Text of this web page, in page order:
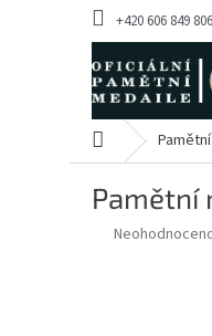
+420 606 849 806
Domů
Pamětní
Průměrné